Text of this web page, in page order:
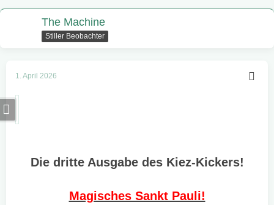
The Machine
Stiller Beobachter
1. April 2026
Die dritte Ausgabe des Kiez-Kickers!
Magisches Sankt Pauli!